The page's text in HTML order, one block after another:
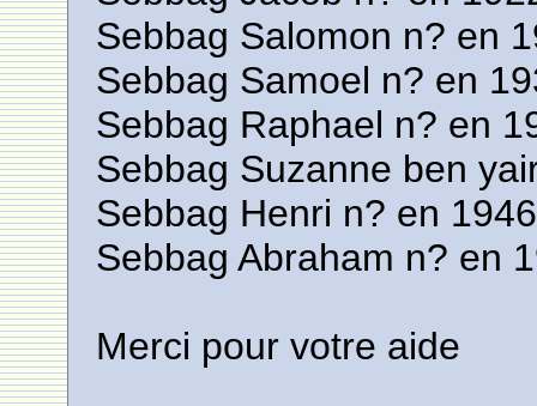
Sebbag Salomon n? en
Sebbag Samoel n? en
Sebbag Raphael n? en
Sebbag Suzanne ben
Sebbag Henri n? en
Sebbag Abraham n? en
Merci pour votre aide